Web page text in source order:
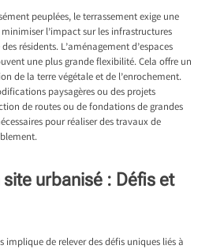
peuplées, le terrassement exige une
l’impact sur les infrastructures
résidents. L’aménagement d’espaces
une plus grande flexibilité. Cela offre un
de la terre végétale et de l’enrochement.
paysagères ou des projets
de routes ou de fondations de grandes
pour réaliser des travaux de
urbanisé : Défis et
implique de relever des défis uniques liés à